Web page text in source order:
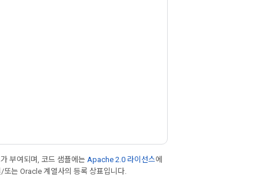
부여되며, 코드 샘플에는 Apache 2.0 라이선스에
는 Oracle 계열사의 등록 상표입니다.